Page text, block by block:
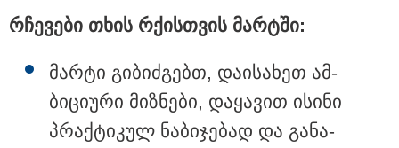
რჩე­ვე­ბი თხის რქის­თვის მარ­ტში:
მარ­ტი გი­ბიძ­გებთ, და­ი­სა­ხეთ ამ­
ბი­ცი­უ­რი მიზ­ნე­ბი, და­ყა­ვით ისი­ნი
პრაქ­ტი­კულ ნა­ბი­ჯე­ბად და გა­ნა­